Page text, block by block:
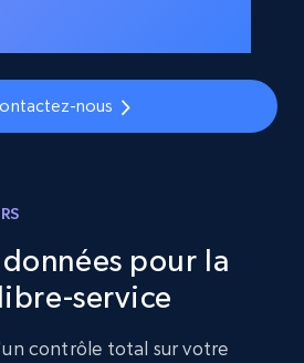
nous
pour la
service
contrôle total sur votre